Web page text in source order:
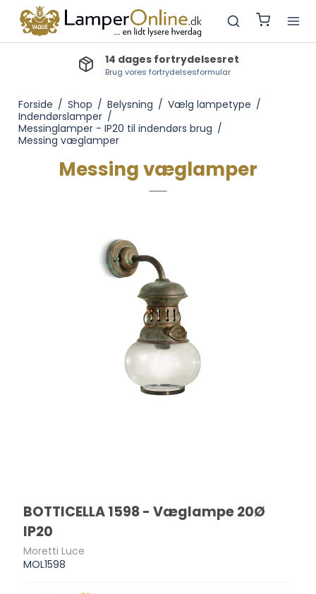
14 dages fortrydelsesret
Brug vores fortrydelsesformular
Forside / Shop / Belysning / Vælg lampetype /
Indendørslamper /
Messinglamper - IP20 til indendørs brug /
Messing væglamper
Messing væglamper
BOTTICELLA 1598 - Væglampe 20Ø
IP20
Moretti Luce
MOL1598